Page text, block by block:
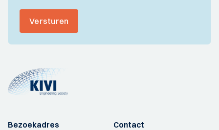
Versturen
Bezoekadres
Contact